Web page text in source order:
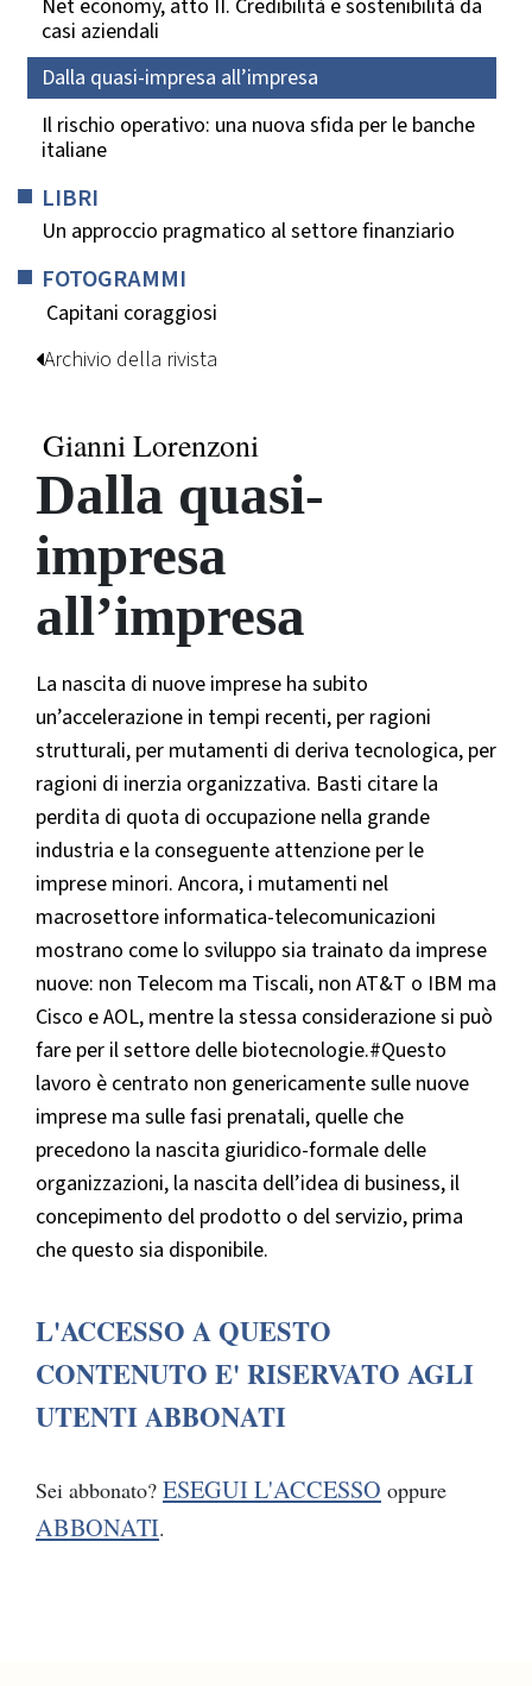
Net economy, atto II. Credibilità e sostenibilità da
casi aziendali
Dalla quasi-impresa all’impresa
Il rischio operativo: una nuova sfida per le banche
italiane
LIBRI
Un approccio pragmatico al settore finanziario
FOTOGRAMMI
Capitani coraggiosi
Archivio della rivista
Gianni Lorenzoni
Dalla quasi-
impresa
all’impresa
La nascita di nuove imprese ha subito
un’accelerazione in tempi recenti, per ragioni
strutturali, per mutamenti di deriva tecnologica, per
ragioni di inerzia organizzativa. Basti citare la
perdita di quota di occupazione nella grande
industria e la conseguente attenzione per le
imprese minori. Ancora, i mutamenti nel
macrosettore informatica-telecomunicazioni
mostrano come lo sviluppo sia trainato da imprese
nuove: non Telecom ma Tiscali, non AT&T o IBM ma
Cisco e AOL, mentre la stessa considerazione si può
fare per il settore delle biotecnologie.#Questo
lavoro è centrato non genericamente sulle nuove
imprese ma sulle fasi prenatali, quelle che
precedono la nascita giuridico-formale delle
organizzazioni, la nascita dell’idea di business, il
concepimento del prodotto o del servizio, prima
che questo sia disponibile.
L'ACCESSO A QUESTO
CONTENUTO E' RISERVATO AGLI
UTENTI ABBONATI
Sei abbonato? ESEGUI L'ACCESSO oppure
ABBONATI.